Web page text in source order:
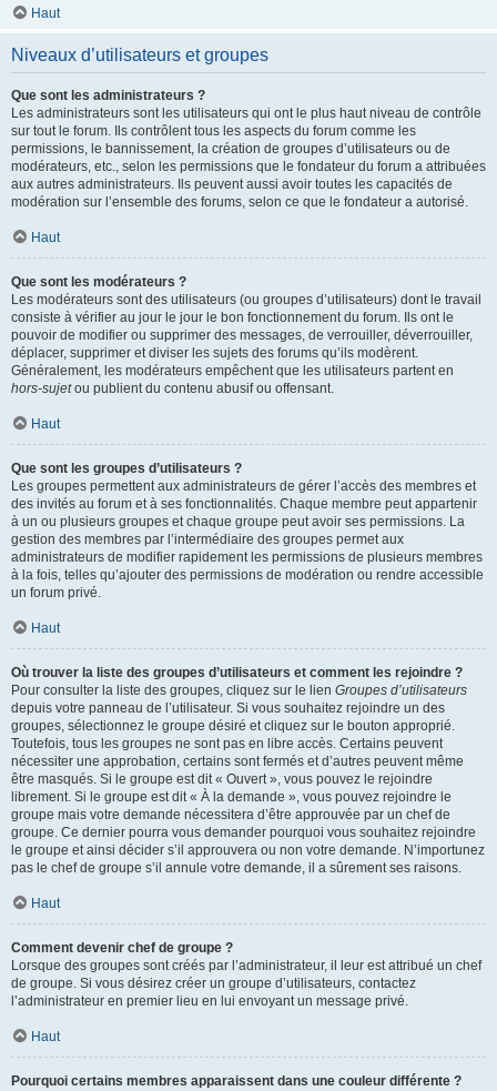
Haut
Niveaux d’utilisateurs et groupes
Que sont les administrateurs ?
Les administrateurs sont les utilisateurs qui ont le plus haut niveau de contrôle
sur tout le forum. Ils contrôlent tous les aspects du forum comme les
permissions, le bannissement, la création de groupes d’utilisateurs ou de
modérateurs, etc., selon les permissions que le fondateur du forum a attribuées
aux autres administrateurs. Ils peuvent aussi avoir toutes les capacités de
modération sur l’ensemble des forums, selon ce que le fondateur a autorisé.
Haut
Que sont les modérateurs ?
Les modérateurs sont des utilisateurs (ou groupes d’utilisateurs) dont le travail
consiste à vérifier au jour le jour le bon fonctionnement du forum. Ils ont le
pouvoir de modifier ou supprimer des messages, de verrouiller, déverrouiller,
déplacer, supprimer et diviser les sujets des forums qu’ils modèrent.
Généralement, les modérateurs empêchent que les utilisateurs partent en
hors-sujetou publient du contenu abusif ou offensant.
Haut
Que sont les groupes d’utilisateurs ?
Les groupes permettent aux administrateurs de gérer l’accès des membres et
des invités au forum et à ses fonctionnalités. Chaque membre peut appartenir
à un ou plusieurs groupes et chaque groupe peut avoir ses permissions. La
gestion des membres par l’intermédiaire des groupes permet aux
administrateurs de modifier rapidement les permissions de plusieurs membres
à la fois, telles qu’ajouter des permissions de modération ou rendre accessible
un forum privé.
Haut
Où trouver la liste des groupes d’utilisateurs et comment les rejoindre ?
Pour consulter la liste des groupes, cliquez sur le lien Groupes d’utilisateurs
depuis votre panneau de l’utilisateur. Si vous souhaitez rejoindre un des
groupes, sélectionnez le groupe désiré et cliquez sur le bouton approprié.
Toutefois, tous les groupes ne sont pas en libre accès. Certains peuvent
nécessiter une approbation, certains sont fermés et d’autres peuvent même
être masqués. Si le groupe est dit « Ouvert », vous pouvez le rejoindre
librement. Si le groupe est dit « À la demande », vous pouvez rejoindre le
groupe mais votre demande nécessitera d’être approuvée par un chef de
groupe. Ce dernier pourra vous demander pourquoi vous souhaitez rejoindre
le groupe et ainsi décider s’il approuvera ou non votre demande. N’importunez
pas le chef de groupe s’il annule votre demande, il a sûrement ses raisons.
Haut
Comment devenir chef de groupe ?
Lorsque des groupes sont créés par l’administrateur, il leur est attribué un chef
de groupe. Si vous désirez créer un groupe d’utilisateurs, contactez
l’administrateur en premier lieu en lui envoyant un message privé.
Haut
Pourquoi certains membres apparaissent dans une couleur différente ?